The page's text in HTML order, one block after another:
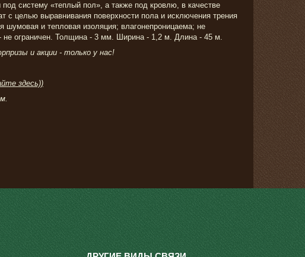
систему «теплый пол», а также под кровлю, в качестве
с целью выравнивания поверхности пола и исключения трения
и тепловая изоляция; влагонепроницаема; не
ограничен. Толщина - 3 мм. Ширина - 1,2 м. Длина - 45 м.
и акции - только у нас!
здесь))